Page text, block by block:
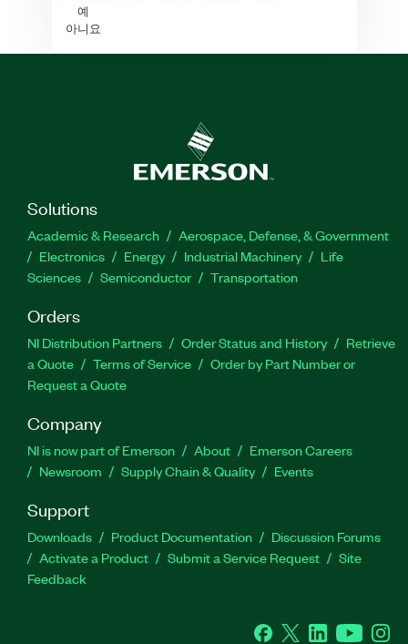
예
아니요
Solutions
Academic & Research
Aerospace, Defense, & Government
Electronics
Energy Industrial Machinery
Life
Sciences
Semiconductor Transportation
Orders
NI Distribution Partners Order Status and History
Retrieve
a Quote
Terms of Service
Order by Part Number or
Request a Quote
Company
NI is now part of Emerson About
Emerson Careers
Newsroom
Supply Chain & Quality Events
Support
Downloads Product Documentation
Discussion Forums
Activate a Product
Submit a Service Request
Site
Feedback
Facebook
Twitter LinkedInYouTube